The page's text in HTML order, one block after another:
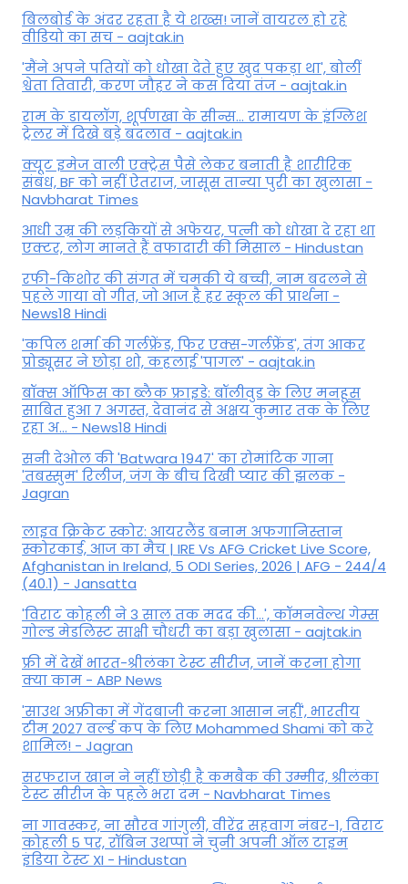
बिलबोर्ड के अंदर रहता है ये शख्स! जानें वायरल हो रहे
वीडियो का सच - aajtak.in
'मैंने अपने पतियों को धोखा देते हुए खुद पकड़ा था', बोलीं
श्वेता तिवारी, करण जौहर ने कस दिया तंज - aajtak.in
राम के डायलॉग, शूर्पणखा के सीन्स... रामायण के इंग्लिश
ट्रेलर में दिखे बड़े बदलाव - aajtak.in
क्यूट इमेज वाली एक्ट्रेस पैसे लेकर बनाती है शारीरिक
संबंध, BF को नहीं ऐतराज, जासूस तान्‍या पुरी का खुलासा -
Navbharat Times
आधी उम्र की लड़कियों से अफेयर, पत्नी को धोखा दे रहा था
एक्टर, लोग मानते हैं वफादारी की मिसाल - Hindustan
रफी-किशोर की संगत में चमकी ये बच्ची, नाम बदलने से
पहले गाया वो गीत, जो आज है हर स्कूल की प्रार्थना -
News18 Hindi
'कपिल शर्मा की गर्लफ्रेंड, फिर एक्स-गर्लफ्रेंड', तंग आकर
प्रोड्यूसर ने छोड़ा शो, कहलाई 'पागल' - aajtak.in
बॉक्स ऑफिस का ब्लैक फ्राइडे: बॉलीवुड के लिए मनहूस
साबित हुआ 7 अगस्त, देवानंद से अक्षय कुमार तक के लिए
रहा अ... - News18 Hindi
सनी देओल की 'Batwara 1947' का रोमांटिक गाना
'तबस्सुम' रिलीज, जंग के बीच दिखी प्यार की झलक -
Jagran
लाइव क्रिकेट स्कोर: आयरलैंड बनाम अफगानिस्तान
स्कोरकार्ड, आज का मैच | IRE Vs AFG Cricket Live Score,
Afghanistan in Ireland, 5 ODI Series, 2026 | AFG - 244/4
(40.1) - Jansatta
'विराट कोहली ने 3 साल तक मदद की...', कॉमनवेल्थ गेम्स
गोल्ड मेडलिस्ट साक्षी चौधरी का बड़ा खुलासा - aajtak.in
फ्री में देखें भारत-श्रीलंका टेस्ट सीरीज, जानें करना होगा
क्या काम - ABP News
'साउथ अफ्रीका में गेंदबाजी करना आसान नहीं', भारतीय
टीम 2027 वर्ल्‍ड कप के लिए Mohammed Shami को करे
शामिल! - Jagran
सरफराज खान ने नहीं छोड़ी है कमबैक की उम्मीद, श्रीलंका
टेस्ट सीरीज के पहले भरा दम - Navbharat Times
ना गावस्कर, ना सौरव गांगुली, वीरेंद्र सहवाग नंबर-1, विराट
कोहली 5 पर, रॉबिन उथप्पा ने चुनी अपनी ऑल टाइम
इंडिया टेस्ट XI - Hindustan